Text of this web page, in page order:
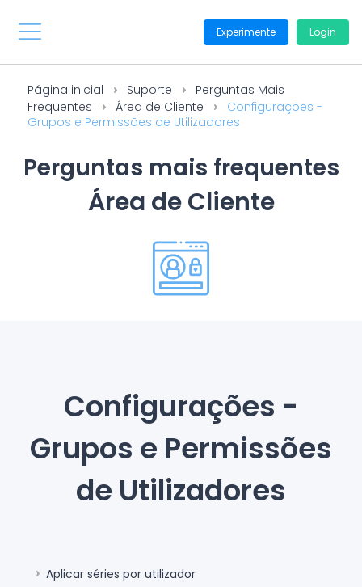
Experimente Login
Página inicial Suporte
Perguntas Mais
Frequentes
Área de Cliente
Configurações -
Grupos e Permissões de Utilizadores
Perguntas mais frequentes
Área de Cliente
Configurações -
Grupos e Permissões
de Utilizadores
Aplicar séries por utilizador